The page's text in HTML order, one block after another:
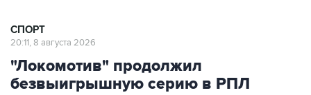
СПОРТ
20:11, 8 августа 2026
"Локомотив" продолжил
безвыигрышную серию в РПЛ